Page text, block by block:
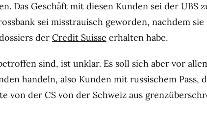
Das Geschäft mit diesen Kunden sei der UBS
sei misstrauisch geworden, nachdem sie
der Credit Suisse erhalten habe.
sind, ist unklar. Es soll sich aber vor
handeln, also Kunden mit russischem Pass,
von der CS von der Schweiz aus